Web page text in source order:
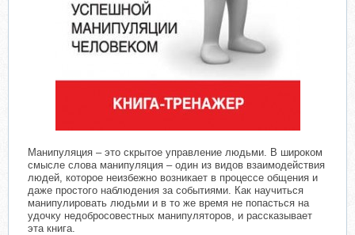
Манипуляция – это скрытое управление людьми. В широком
смысле слова манипуляция – один из видов взаимодействия
людей, которое неизбежно возникает в процессе общения и
даже простого наблюдения за событиями. Как научиться
манипулировать людьми и в то же время не попасться на
удочку недобросовестных манипуляторов, и рассказывает
эта книга.